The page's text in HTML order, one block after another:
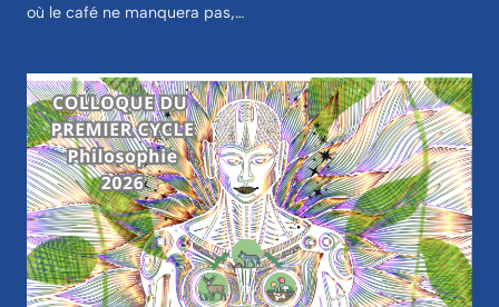
où le café ne manquera pas,…